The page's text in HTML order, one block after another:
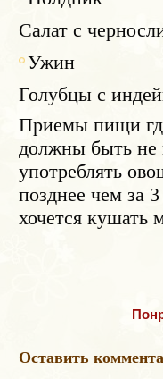
Салат с
Ужин
Голубцы с
Приемы пищи
должны быть не
употреблять
позднее чем за
хочется кушать
Оставить